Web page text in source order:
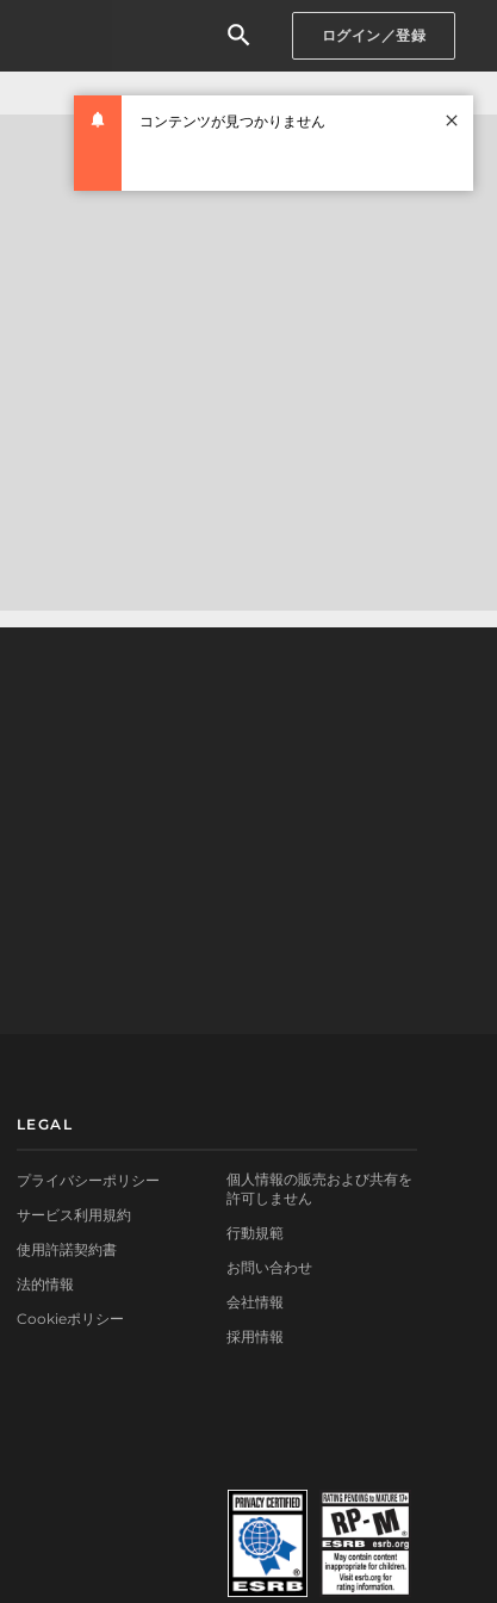
ログイン／登録
コンテンツが見つかりません
LEGAL
プライバシーポリシー
サービス利用規約
使用許諾契約書
法的情報
Cookieポリシー
個人情報の販売および共有を
許可しません
行動規範
お問い合わせ
会社情報
採用情報